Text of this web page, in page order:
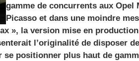
gamme de concurrents aux Opel
Picasso et dans une moindre
», la version mise en
l’originalité de disposer
positionner plus haut de